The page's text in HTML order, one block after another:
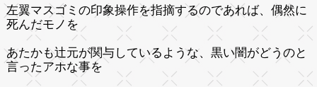
左翼マスゴミの印象操作を指摘するのであれば、偶然に
死んだモノを
あたかも辻元が関与しているような、黒い闇がどうのと
言ったアホな事を